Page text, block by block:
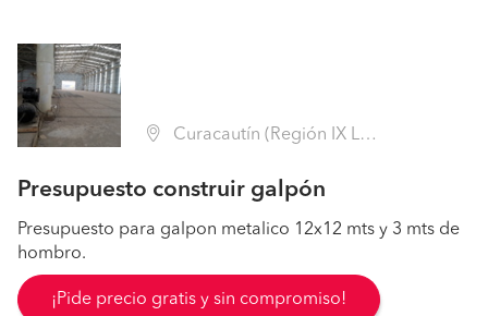
Curacautín (Región IX La Araucanía - Malleco)
Presupuesto construir galpón
Presupuesto para galpon metalico 12x12 mts y 3 mts de
hombro.
¡Pide precio gratis y sin compromiso!